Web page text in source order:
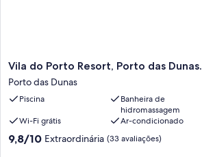
Vila
do
Porto
Resort,
das
Dunas.
Vila do Porto Resort, Porto das Dunas.
Porto das Dunas
Piscina
Banheira de
hidromassagem
Wi-Fi grátis
Ar-condicionado
9.8
9,8/10 Extraordinária (33 avaliações)